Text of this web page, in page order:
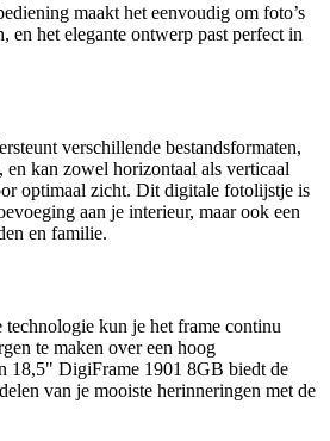
maakt het eenvoudig om foto’s
en het elegante ontwerp past perfect in
verschillende bestandsformaten,
kan zowel horizontaal als verticaal
optimaal zicht. Dit digitale fotolijstje is
aan je interieur, maar ook een
en familie.
kun je het frame continu
te maken over een hoog
18,5" DigiFrame 1901 8GB biedt de
van je mooiste herinneringen met de